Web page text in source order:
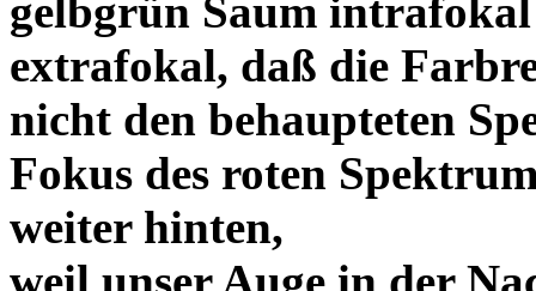
gelbgrün Saum
extrafokal, daß die
nicht den behaupteten
Fokus des roten
weiter hinten,
weil unser Auge in der